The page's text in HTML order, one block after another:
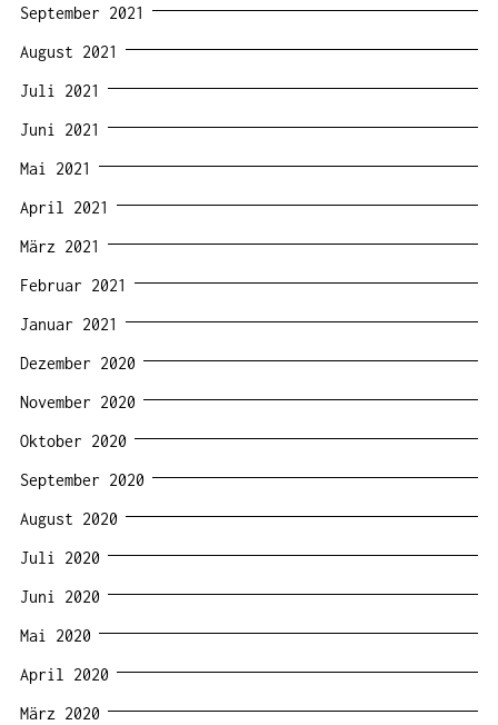
September 2021
August 2021
Juli 2021
Juni 2021
Mai 2021
April 2021
März 2021
Februar 2021
Januar 2021
Dezember 2020
November 2020
Oktober 2020
September 2020
August 2020
Juli 2020
Juni 2020
Mai 2020
April 2020
März 2020